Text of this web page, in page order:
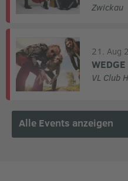
Zwickau
21. Aug
VL Club
Alle Events anzeigen